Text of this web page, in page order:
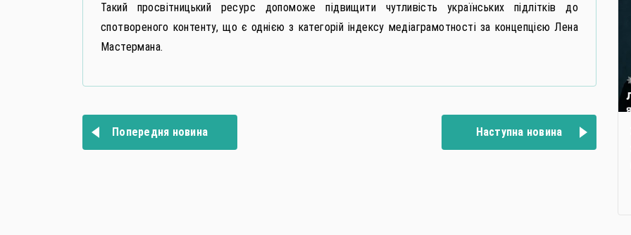
Такий просвітницький ресурс допоможе підвищити чутливість українських підлітків до
спотвореного контенту, що є однією з категорій індексу медіаграмотності за концепцією Лена
Мастермана.
записівПопередня новина Наступна новина